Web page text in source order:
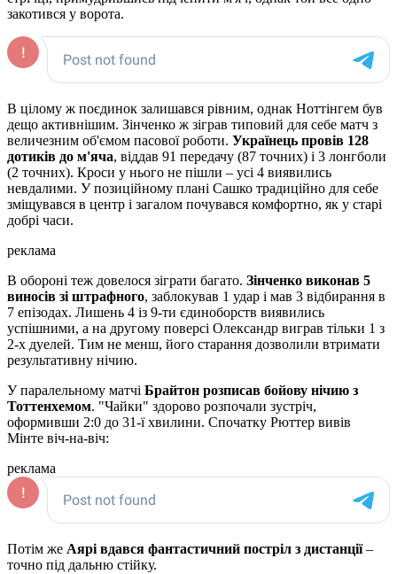
закотився у ворота.
В цілому ж поєдинок залишався рівним, однак Ноттінгем був
дещо активнішим. Зінченко ж зіграв типовий для себе матч з
величезним об'ємом пасової роботи. Українець провів 128
дотиків до м'яча, віддав 91 передачу (87 точних) і 3 лонгболи
(2 точних). Кроси у нього не пішли – усі 4 виявились
невдалими. У позиційному плані Сашко традиційно для себе
зміщувався в центр і загалом почувався комфортно, як у старі
добрі часи.
реклама
В обороні теж довелося зіграти багато. Зінченко виконав 5
виносів зі штрафного, заблокував 1 удар і мав 3 відбирання в
7 епізодах. Лишень 4 із 9-ти єдиноборств виявились
успішними, а на другому поверсі Олександр виграв тільки 1 з
2-х дуелей. Тим не менш, його старання дозволили втримати
результативну нічию.
У паралельному матчі Брайтон розписав бойову нічию з
Тоттенхемом. "Чайки" здорово розпочали зустріч,
оформивши 2:0 до 31-ї хвилини. Спочатку Рюттер вивів
Мінте віч-на-віч:
реклама
Потім же Аярі вдався фантастичний постріл з дистанції–
точно під дальню стійку.